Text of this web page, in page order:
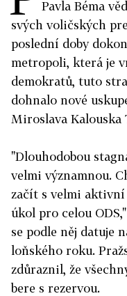
Pavla Béma
svých voličských
poslední doby
metropoli, která je
demokratů, tuto
dohnalo nové
Miroslava Kalouska
"Dlouhodobou
velmi významnou.
začít s velmi
úkol pro celou
se podle něj datuje
loňského roku.
zdůraznil, že
bere s rezervou.